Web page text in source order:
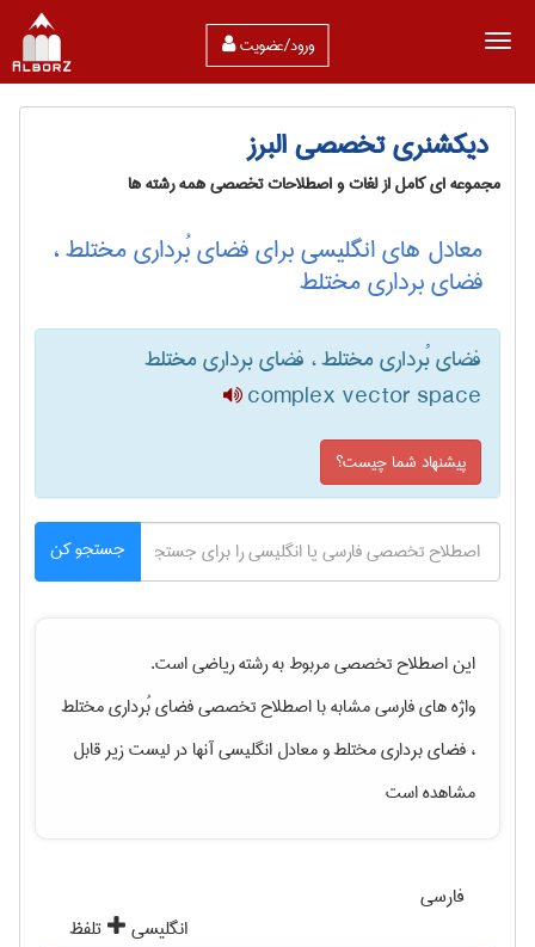
ورود/عضویت
دیکشنری تخصصی البرز
مجموعه ای کامل از لغات و اصطلاحات تخصصی همه رشته ها
معادل های انگلیسی برای فضای بُرداری مختلط ،
فضای برداری مختلط
فضای بُرداری مختلط ، فضای برداری مختلط
complex vector space
پیشنهاد شما چیست؟
جستجو کن
این اصطلاح تخصصی مربوط به رشتهرياضیاست.
واژه های فارسی مشابه با اصطلاح تخصصیفضای بُرداری مختلط
، فضای برداری مختلطو معادل انگلیسی آنها در لیست زیر قابل
مشاهده است
فارسی
انگلیسی
تلفظ